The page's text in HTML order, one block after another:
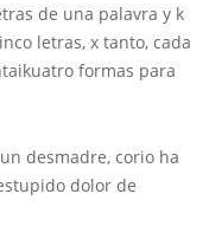
de una palavra y k
letras, x tanto, cada
formas para
desmadre, corio ha
dolor de